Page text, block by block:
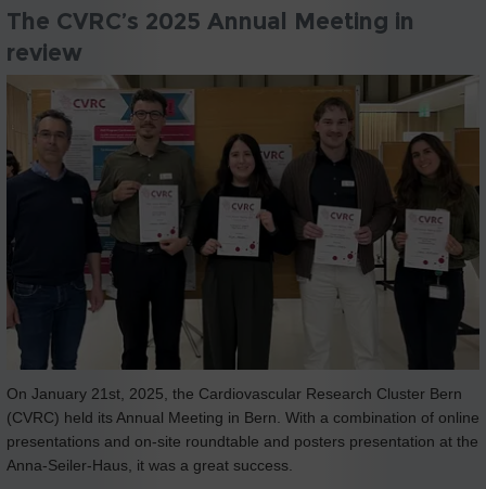
The CVRC’s 2025 Annual Meeting in
review
On January 21st, 2025, the Cardiovascular Research Cluster Bern
(CVRC) held its Annual Meeting in Bern. With a combination of online
presentations and on-site roundtable and posters presentation at the
Anna-Seiler-Haus, it was a great success.